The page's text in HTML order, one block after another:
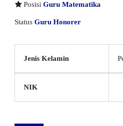
Posisi Guru Matematika
Status Guru Honorer
Jenis Kelamin
NIK